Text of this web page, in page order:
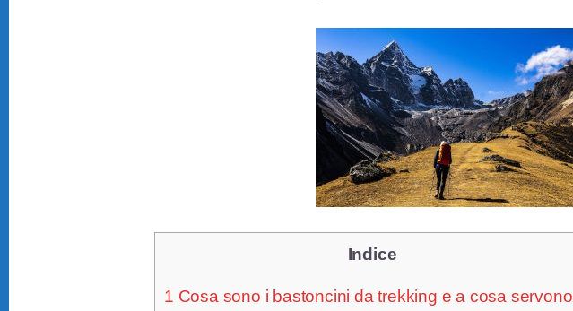
Indice
1 Cosa sono i bastoncini da trekking e a cosa servono